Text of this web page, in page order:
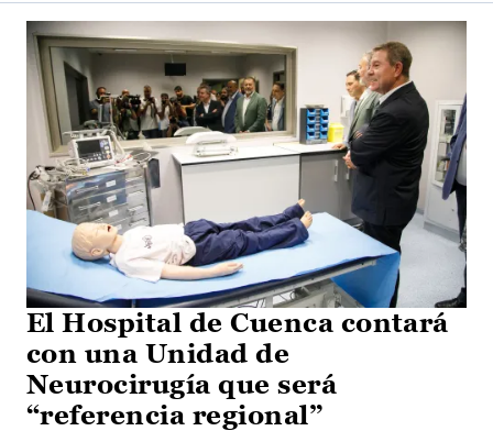
El Hospital de Cuenca contará
con una Unidad de
Neurocirugía que será
“referencia regional”